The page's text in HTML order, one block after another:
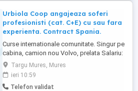
Urbiola Coop angajeaza soferi
profesionisti (cat. C+E) cu sau fara
experienta. Contract Spania.
Curse internationale comunitate. Singur pe
cabina, camion nou Volvo, prelata Salariu:
2700 luna net 12.000 km (garantat) Prima
0,06 camion km extra peste 12000 km; +
100 prima la angajare pt. ADR; + 300 prima
pentru 6 luni lucrate; + 300 prima pentru 9
Targu Mures, Mures
ieri 10:59
Telefon validat